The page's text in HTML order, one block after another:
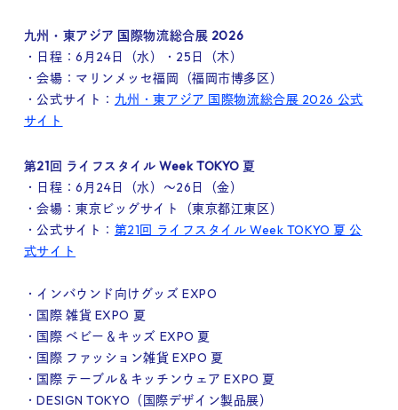
九州・東アジア 国際物流総合展 2026
・日程：6月24日（水）・25日（木）
・会場：マリンメッセ福岡（福岡市博多区）
・公式サイト： 九州・東アジア 国際物流総合展 2026 公式
サイト
第21回 ライフスタイル Week TOKYO 夏
・日程：6月24日（水）～26日（金）
・会場：東京ビッグサイト（東京都江東区）
・公式サイト： 第21回 ライフスタイル Week TOKYO 夏 公
式サイト
・インバウンド向けグッズ EXPO
・国際 雑貨 EXPO 夏
・国際 ベビー＆キッズ EXPO 夏
・国際 ファッション雑貨 EXPO 夏
・国際 テーブル＆キッチンウェア EXPO 夏
・DESIGN TOKYO（国際デザイン製品展）